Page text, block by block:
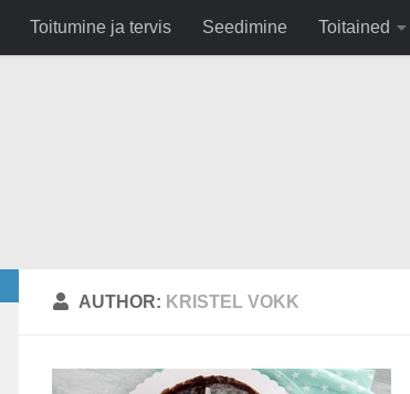
Toitumine ja tervis Seedimine Toitained
AUTHOR: KRISTEL VOKK